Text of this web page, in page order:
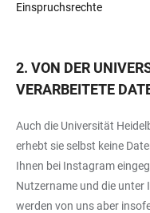
Einspruchsrechte
2. VON DER
VERARBEITETE
Auch die Universität
erhebt sie selbst keine
Ihnen bei Instagram
Nutzername und die
werden von uns aber